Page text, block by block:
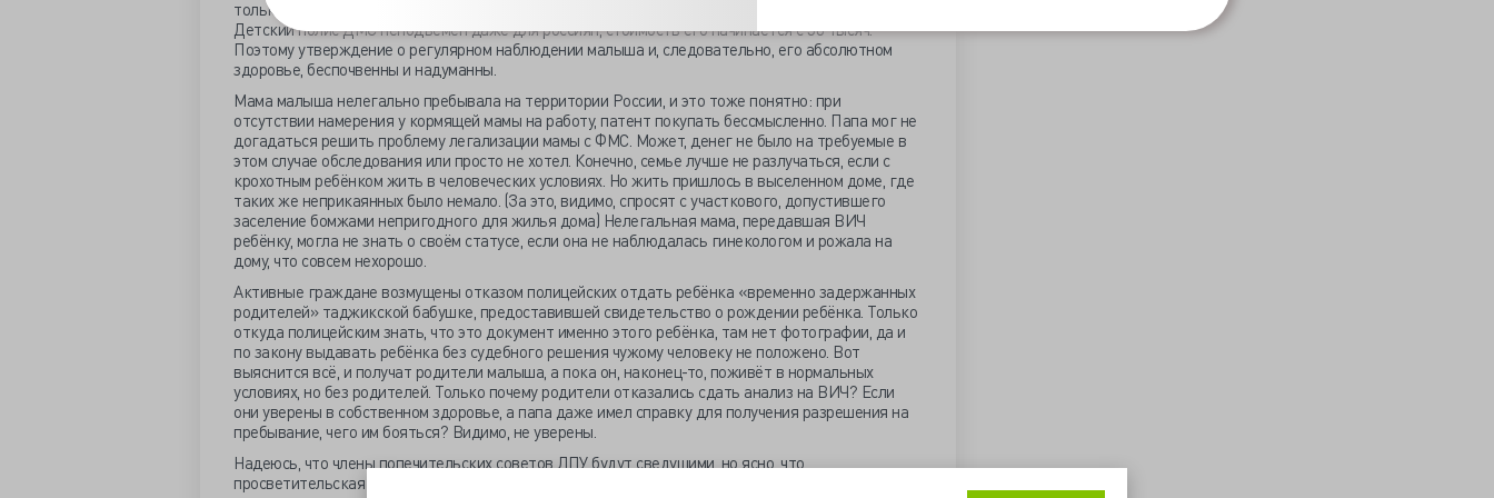
только на экстренную медицинскую помощь, а плановые осмотры педиатра в неё не включены.
Детский полис ДМС неподъёмен даже для россиян, стоимость его начинается с 50 тысяч.
Поэтому утверждение о регулярном наблюдении малыша и, следовательно, его абсолютном
здоровье, беспочвенны и надуманны.
Мама малыша нелегально пребывала на территории России, и это тоже понятно: при
отсутствии намерения у кормящей мамы на работу, патент покупать бессмысленно. Папа мог не
догадаться решить проблему легализации мамы с ФМС. Может, денег не было на требуемые в
этом случае обследования или просто не хотел. Конечно, семье лучше не разлучаться, если с
крохотным ребёнком жить в человеческих условиях. Но жить пришлось в выселенном доме, где
таких же неприкаянных было немало. (За это, видимо, спросят с участкового, допустившего
заселение бомжами непригодного для жилья дома) Нелегальная мама, передавшая ВИЧ
ребёнку, могла не знать о своём статусе, если она не наблюдалась гинекологом и рожала на
дому, что совсем нехорошо.
Активные граждане возмущены отказом полицейских отдать ребёнка «временно задержанных
родителей» таджикской бабушке, предоставившей свидетельство о рождении ребёнка. Только
откуда полицейским знать, что это документ именно этого ребёнка, там нет фотографии, да и
по закону выдавать ребёнка без судебного решения чужому человеку не положено. Вот
выяснится всё, и получат родители малыша, а пока он, наконец-то, поживёт в нормальных
условиях, но без родителей. Только почему родители отказались сдать анализ на ВИЧ? Если
они уверены в собственном здоровье, а папа даже имел справку для получения разрешения на
пребывание, чего им бояться? Видимо, не уверены.
Надеюсь, что члены попечительских советов ЛПУ будут сведущими, но ясно, что
просветительская работа Минздравом провалена, поскольку самые активные и образованные